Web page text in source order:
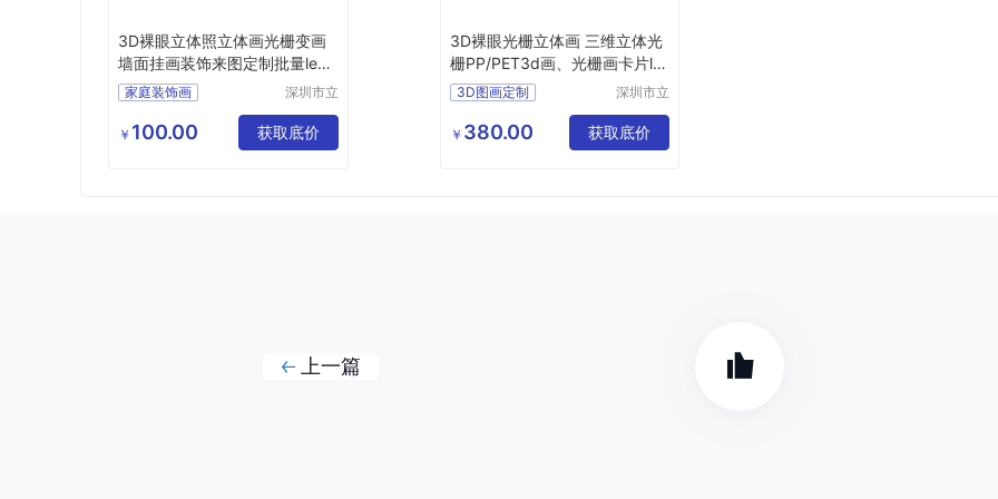
3D裸眼立体照立体画光栅变画
墙面挂画装饰来图定制批量lenti
cular
家庭装饰画
墙面挂画装饰
深圳市立
技有限公
司
￥ 100.00 获取底价
3D裸眼光栅立体画 三维立体光
栅PP/PET3d画、光栅画卡片le
nticular
3D图画定制
现代简约挂画
深圳市立
技有限公
司
￥ 380.00 获取底价
上一篇